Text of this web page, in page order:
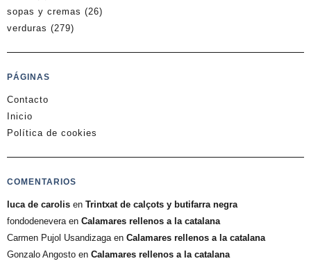
sopas y cremas (26)
verduras (279)
PÁGINAS
Contacto
Inicio
Política de cookies
COMENTARIOS
luca de carolis en Trintxat de calçots y butifarra negra
fondodeneveraen Calamares rellenos a la catalana
Carmen Pujol Usandizagaen Calamares rellenos a la catalana
Gonzalo Angosto en Calamares rellenos a la catalana